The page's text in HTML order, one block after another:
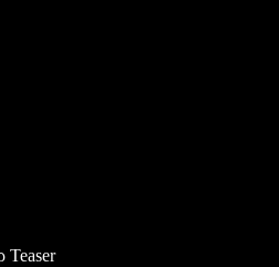
Teaser